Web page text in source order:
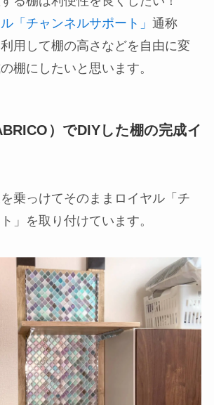
「チャンネルサポート」 通称
利用して棚の高さなどを自由に変
棚にしたいと思います。
）でDIYした棚の完成イ
乗っけてそのままロイヤル「チ
」を取り付けています。